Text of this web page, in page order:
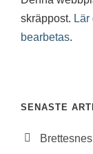
skräppost.
bearbetas.
SENASTE